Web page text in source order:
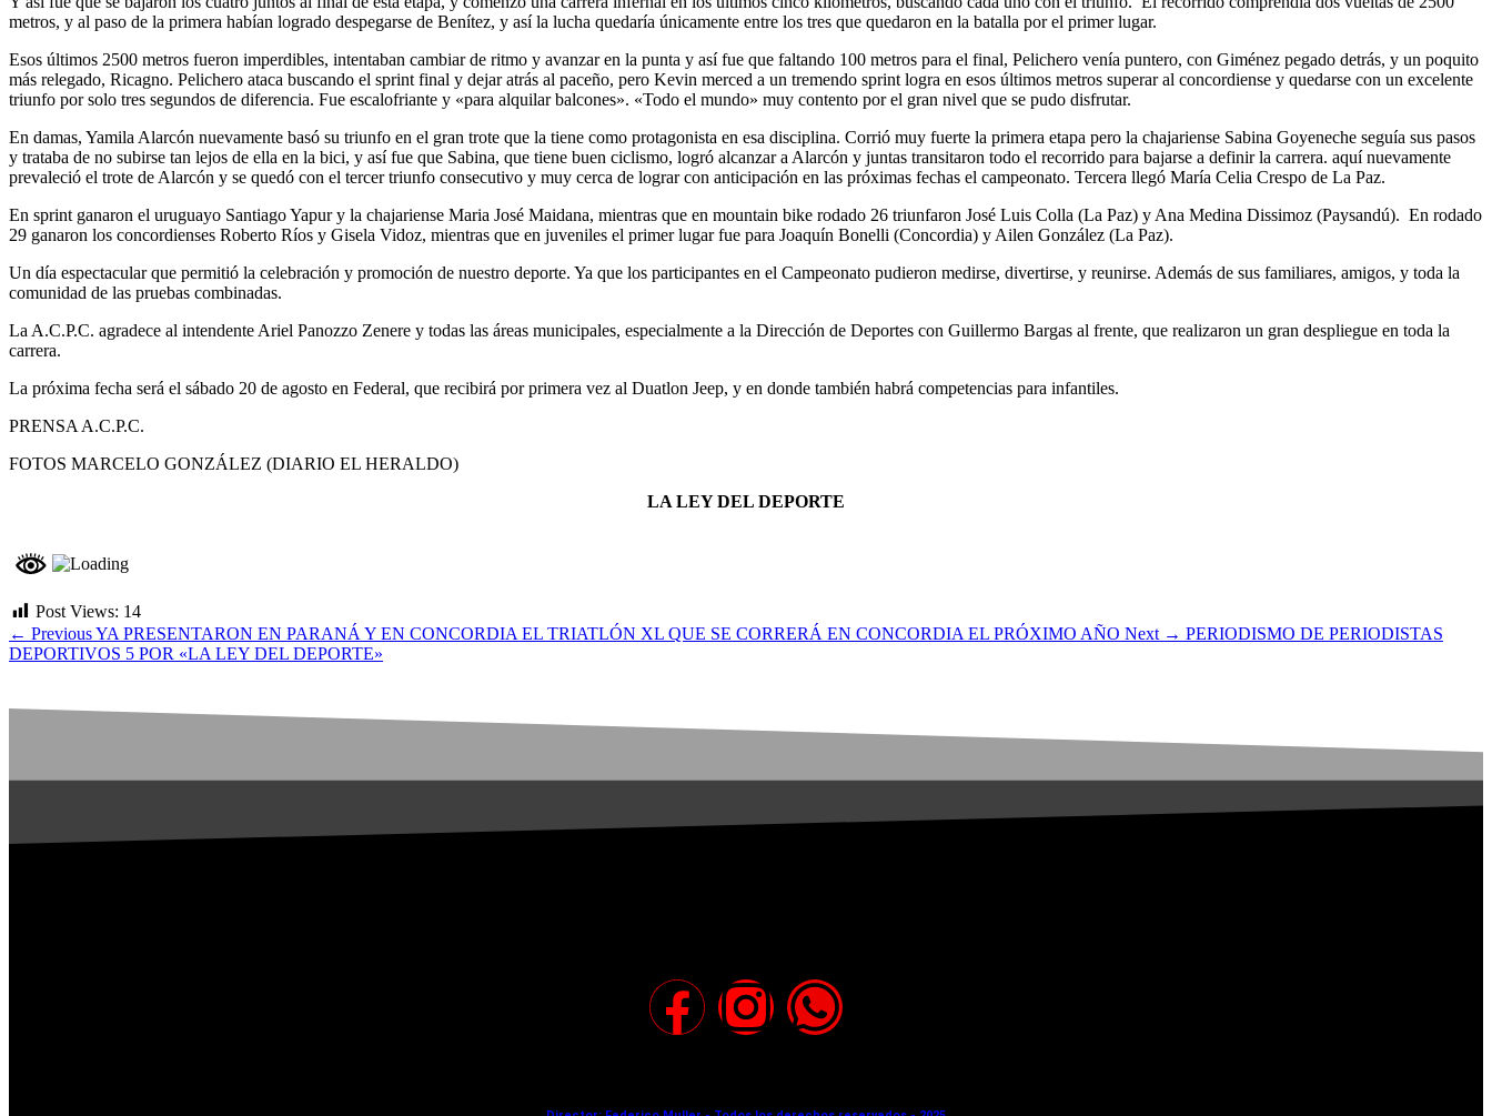
metros, y al paso de la primera habían logrado despegarse de Benítez, y así la lucha quedaría únicamente entre los tres que quedaron en la batalla por el primer lugar.
Esos últimos 2500 metros fueron imperdibles, intentaban cambiar de ritmo y avanzar en la punta y así fue que faltando 100 metros para el final, Pelichero venía puntero, con Giménez pegado detrás, y un poquito
más relegado, Ricagno. Pelichero ataca buscando el sprint final y dejar atrás al paceño, pero Kevin merced a un tremendo sprint logra en esos últimos metros superar al concordiense y quedarse con un excelente
triunfo por solo tres segundos de diferencia. Fue escalofriante y «para alquilar balcones». «Todo el mundo» muy contento por el gran nivel que se pudo disfrutar.
En damas, Yamila Alarcón nuevamente basó su triunfo en el gran trote que la tiene como protagonista en esa disciplina. Corrió muy fuerte la primera etapa pero la chajariense Sabina Goyeneche seguía sus pasos
y trataba de no subirse tan lejos de ella en la bici, y así fue que Sabina, que tiene buen ciclismo, logró alcanzar a Alarcón y juntas transitaron todo el recorrido para bajarse a definir la carrera. aquí nuevamente
prevaleció el trote de Alarcón y se quedó con el tercer triunfo consecutivo y muy cerca de lograr con anticipación en las próximas fechas el campeonato. Tercera llegó María Celia Crespo de La Paz.
En sprint ganaron el uruguayo Santiago Yapur y la chajariense Maria José Maidana, mientras que en mountain bike rodado 26 triunfaron José Luis Colla (La Paz) y Ana Medina Dissimoz (Paysandú). En rodado
29 ganaron los concordienses Roberto Ríos y Gisela Vidoz, mientras que en juveniles el primer lugar fue para Joaquín Bonelli (Concordia) y Ailen González (La Paz).
Un día espectacular que permitió la celebración y promoción de nuestro deporte. Ya que los participantes en el Campeonato pudieron medirse, divertirse, y reunirse. Además de sus familiares, amigos, y toda la
comunidad de las pruebas combinadas.
La A.C.P.C. agradece al intendente Ariel Panozzo Zenere y todas las áreas municipales, especialmente a la Dirección de Deportes con Guillermo Bargas al frente, que realizaron un gran despliegue en toda la
carrera.
La próxima fecha será el sábado 20 de agosto en Federal, que recibirá por primera vez al Duatlon Jeep, y en donde también habrá competencias para infantiles.
PRENSA A.C.P.C.
FOTOS MARCELO GONZÁLEZ (DIARIO EL HERALDO)
LA LEY DEL DEPORTE
Post Views: 14
← PreviousYA PRESENTARON EN PARANÁ Y EN CONCORDIA EL TRIATLÓN XL QUE SE CORRERÁ EN CONCORDIA EL PRÓXIMO AÑO Next → PERIODISMO DE PERIODISTAS
DEPORTIVOS 5 POR «LA LEY DEL DEPORTE»